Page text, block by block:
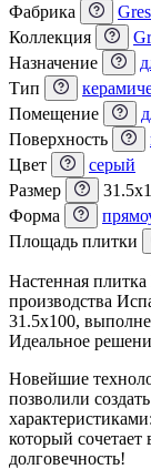
Фабрика
Коллекция
Назначение
Тип
Помещение
Поверхность
Цвет
серый
Размер
Форма
Площадь плитки
Настенная
производства
31.5x100,
Идеальное
Новейшие
позволили
который сочетает
долговечность!